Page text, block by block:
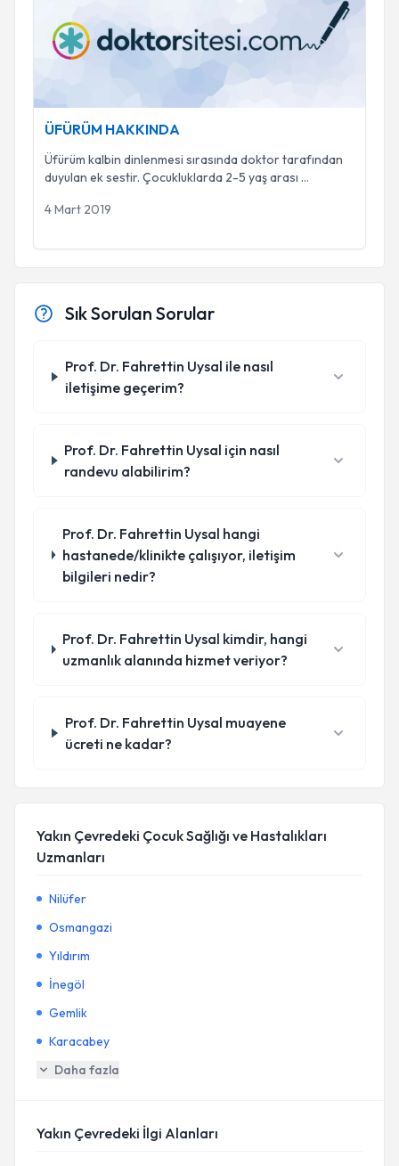
ÜFÜRÜM HAKKINDA
Üfürüm kalbin dinlenmesi sırasında doktor tarafından
duyulan ek sestir. Çocukluklarda 2-5 yaş arası ...
4 Mart 2019
Sık Sorulan Sorular
Prof. Dr. Fahrettin Uysal ile nasıl
iletişime geçerim?
Prof. Dr. Fahrettin Uysal için nasıl
randevu alabilirim?
Prof. Dr. Fahrettin Uysal hangi
hastanede/klinikte çalışıyor, iletişim
bilgileri nedir?
Prof. Dr. Fahrettin Uysal kimdir, hangi
uzmanlık alanında hizmet veriyor?
Prof. Dr. Fahrettin Uysal muayene
ücreti ne kadar?
Yakın Çevredeki Çocuk Sağlığı ve Hastalıkları
Uzmanları
Nilüfer
Osmangazi
Yıldırım
İnegöl
Gemlik
Karacabey
Daha fazla
Yakın Çevredeki İlgi Alanları